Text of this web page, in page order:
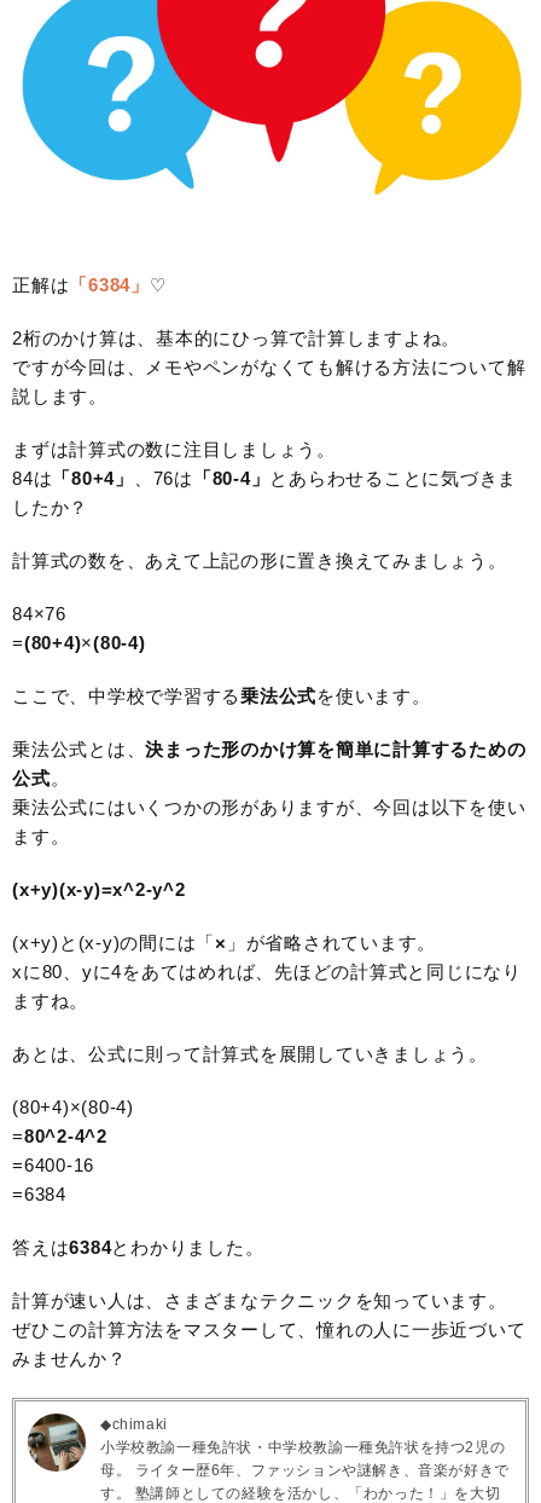
正解は 「6384」 ♡
2桁のかけ算は、基本的にひっ算で計算しますよね。
ですが今回は、メモやペンがなくても解ける方法について解
説します。
まずは計算式の数に注目しましょう。
84は 「80+4」 、76は 「80-4」 とあらわせることに気づきま
したか？
計算式の数を、あえて上記の形に置き換えてみましょう。
84×76
=(80+4)×(80-4)
ここで、中学校で学習する乗法公式を使います。
乗法公式とは、決まった形のかけ算を簡単に計算するための
公式。
乗法公式にはいくつかの形がありますが、今回は以下を使い
ます。
(x+y)(x-y)=x^2-y^2
(x+y)と(x-y)の間には「× 」が省略されています。
xに80、yに4をあてはめれば、先ほどの計算式と同じになり
ますね。
あとは、公式に則って計算式を展開していきましょう。
(80+4)×(80-4)
=80^2-4^2
=6400-16
=6384
答えは6384とわかりました。
計算が速い人は、さまざまなテクニックを知っています。
ぜひこの計算方法をマスターして、憧れの人に一歩近づいて
みませんか？
◆chimaki
小学校教諭一種免許状・中学校教諭一種免許状を持つ2児の
母。 ライター歴6年、ファッションや謎解き、音楽が好きで
す。 塾講師としての経験を活かし、「わかった！」を大切